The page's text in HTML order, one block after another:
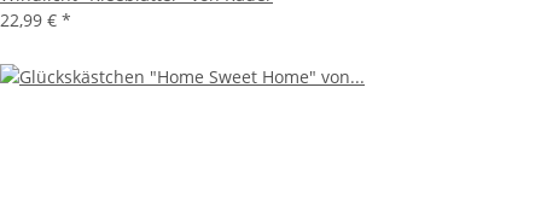
22,99 € *